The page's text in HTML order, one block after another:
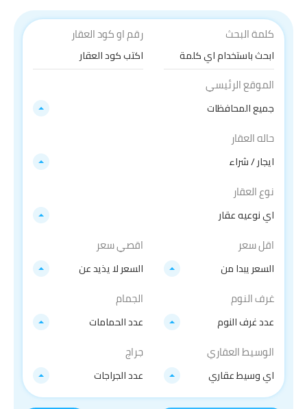
كلمة البحث رقم او كود العقار
الموقع الرئيسي
جميع المحافظات
حاله العقار
ايجار / شراء
نوع العقار
اي نوعيه عقار
اقل سعر
السعر يبدا من
اقصي سعر
السعر لا يذيد عن
غرف النوم
عدد غرف النوم
الجمام
عدد الحمامات
الوسيط العقاري
اي وسيط عقاري
جراج
عدد الجراجات